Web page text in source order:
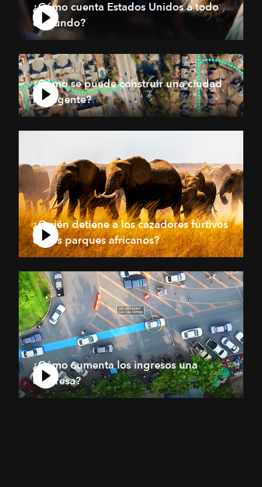
¿Cómo cuenta Estados Unidos a todo
el mundo?
¿Cómo se puede construir una ciudad
inteligente?
¿Quién detiene a los cazadores furtivos
en los parques africanos?
¿Cómo aumenta los ingresos una
empresa?